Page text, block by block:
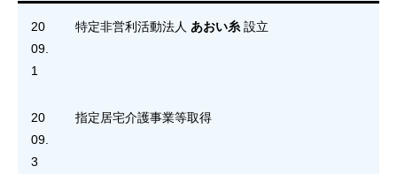
20
09.
1
特定非営利活動法人 あおい糸 設立
20
09.
3
指定居宅介護事業等取得